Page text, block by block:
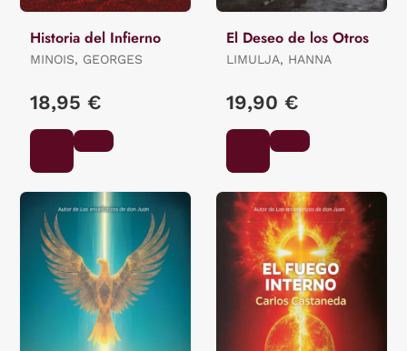
Historia del Infierno
MINOIS, GEORGES
18,95 €
El Deseo de los Otros
LIMULJA, HANNA
19,90 €